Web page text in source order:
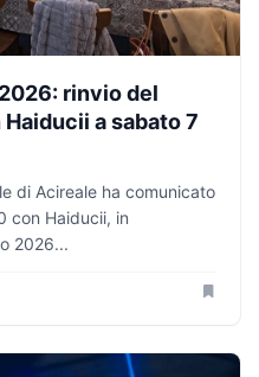
rinvio del
a sabato 7
di Acireale ha comunicato
con Haiducii, in
2026...